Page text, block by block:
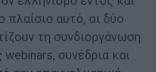
αυτό, οι δύο
τη συνδιοργάνωση
συνέδρια και